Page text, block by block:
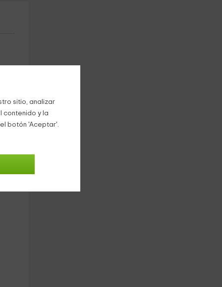
sitio, analizar
contenido y la
botón 'Aceptar'.
a